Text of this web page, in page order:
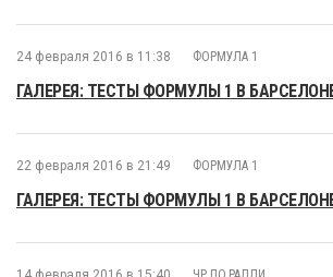
24 февраля 2016 в 11:38 ФОРМУЛА 1
ГАЛЕРЕЯ: ТЕСТЫ ФОРМУЛЫ 1 В
22 февраля 2016 в 21:49 ФОРМУЛА 1
ГАЛЕРЕЯ: ТЕСТЫ ФОРМУЛЫ 1 В